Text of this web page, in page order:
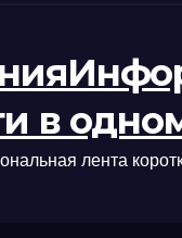
в
лента